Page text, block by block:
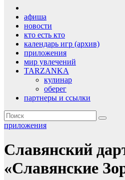
афиша
новости
кто есть кто
календарь игр (архив)
приложения
мир увлечений
TARZANKA
кулинар
оберег
партнеры и ссылки
приложения
Славянский
«Славянские